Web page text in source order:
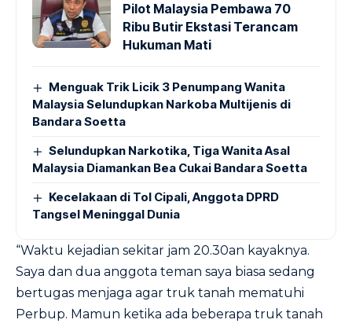
Pilot Malaysia Pembawa 70
Ribu Butir Ekstasi Terancam
Hukuman Mati
Menguak Trik Licik 3 Penumpang Wanita
Malaysia Selundupkan Narkoba Multijenis di
Bandara Soetta
Selundupkan Narkotika, Tiga Wanita Asal
Malaysia Diamankan Bea Cukai Bandara Soetta
Kecelakaan di Tol Cipali, Anggota DPRD
Tangsel Meninggal Dunia
“Waktu kejadian sekitar jam 20.30an kayaknya.
Saya dan dua anggota teman saya biasa sedang
bertugas menjaga agar truk tanah mematuhi
Perbup. Mamun ketika ada beberapa truk tanah